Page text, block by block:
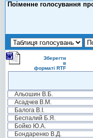
Поіменне голосування
Зберегти
в
форматі RTF
Альошин В.Б.
Асадчев В.М.
Балога В.І.
Беспалий Б.Я.
Бойко Ю.А.
Бондаренко В.Д.